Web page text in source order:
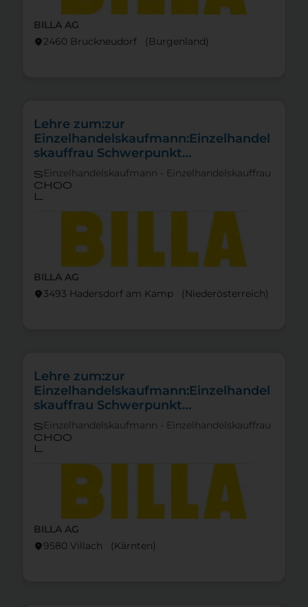
BILLA AG
location_on2460 Bruckneudorf (Burgen­land)
BILLA AG
location_on3493 Hadersdorf am Kamp (Nieder­österreich)
Lehre zum:zur
Einzelhandelskaufmann:Einzelhandel
skauffrau Schwerpunkt
Feinkostfachverkauf
s
choo
l
Einzelhandelskaufmann - Einzelhandelskauffrau
BILLA AG
location_on9580 Villach (Kärnten)
Lehre zum:zur
Einzelhandelskaufmann:Einzelhandel
skauffrau Schwerpunkt
Feinkostfachverkauf
s
choo
l
Einzelhandelskaufmann - Einzelhandelskauffrau